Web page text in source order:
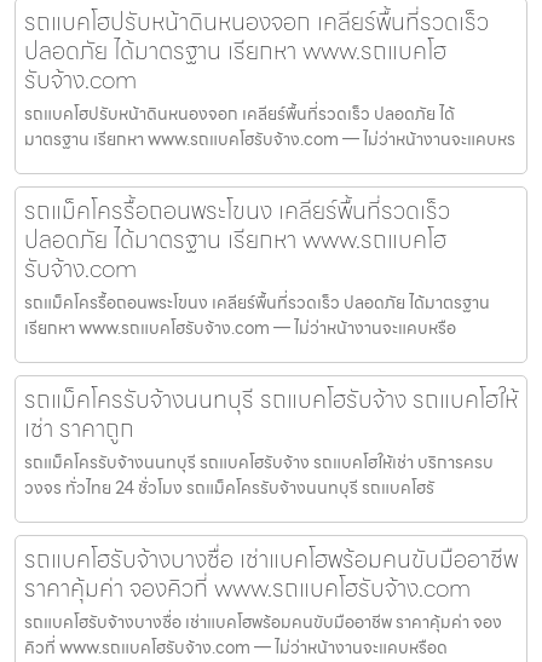
รถแบคโฮปรับหน้าดินหนองจอก เคลียร์พื้นที่รวดเร็ว
ปลอดภัย ได้มาตรฐาน เรียกหา www.รถแบคโฮ
รับจ้าง.com
รถแบคโฮปรับหน้าดินหนองจอก เคลียร์พื้นที่รวดเร็ว ปลอดภัย ได้
มาตรฐาน เรียกหา www.รถแบคโฮรับจ้าง.com — ไม่ว่าหน้างานจะแคบหร
รถแม็คโครรื้อถอนพระโขนง เคลียร์พื้นที่รวดเร็ว
ปลอดภัย ได้มาตรฐาน เรียกหา www.รถแบคโฮ
รับจ้าง.com
รถแม็คโครรื้อถอนพระโขนง เคลียร์พื้นที่รวดเร็ว ปลอดภัย ได้มาตรฐาน
เรียกหา www.รถแบคโฮรับจ้าง.com — ไม่ว่าหน้างานจะแคบหรือ
รถแม็คโครรับจ้างนนทบุรี รถแบคโฮรับจ้าง รถแบคโฮให้
เช่า ราคาถูก
รถแม็คโครรับจ้างนนทบุรี รถแบคโฮรับจ้าง รถแบคโฮให้เช่า บริการครบ
วงจร ทั่วไทย 24 ชั่วโมง รถแม็คโครรับจ้างนนทบุรี รถแบคโฮรั
รถแบคโฮรับจ้างบางซื่อ เช่าแบคโฮพร้อมคนขับมืออาชีพ
ราคาคุ้มค่า จองคิวที่ www.รถแบคโฮรับจ้าง.com
รถแบคโฮรับจ้างบางซื่อ เช่าแบคโฮพร้อมคนขับมืออาชีพ ราคาคุ้มค่า จอง
คิวที่ www.รถแบคโฮรับจ้าง.com — ไม่ว่าหน้างานจะแคบหรือด